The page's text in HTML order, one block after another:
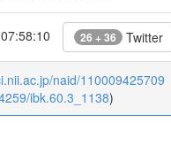
26 + 36 Twitter
naid/110009425709
ibk.60.3_1138)